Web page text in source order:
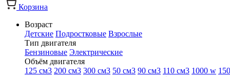
Корзина
Возраст
Детские Подростковые Взрослые
Тип двигателя
Бензиновые Электрические
Объём двигателя
125 см3 200 см3 300 см3 50 см3 90 см3 110 см3 1000 w